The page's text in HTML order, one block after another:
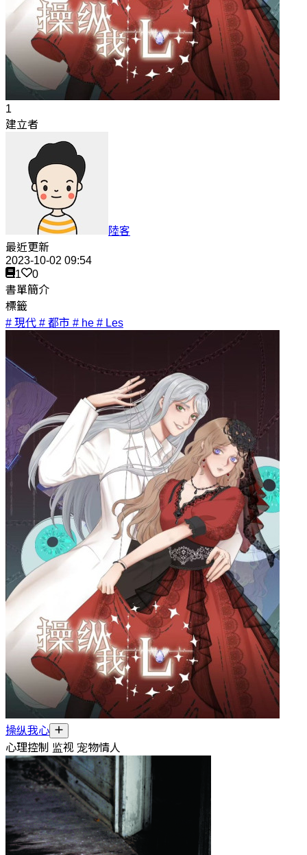
1
建立者
陸客
最近更新
2023-10-02 09:54
1
0
書單簡介
標籤
# 現代 # 都市 # he # Les
操纵我心
心理控制 监视 宠物情人